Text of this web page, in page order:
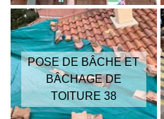
POSE DE BÂCHE ET
BÂCHAGE DE
TOITURE 38